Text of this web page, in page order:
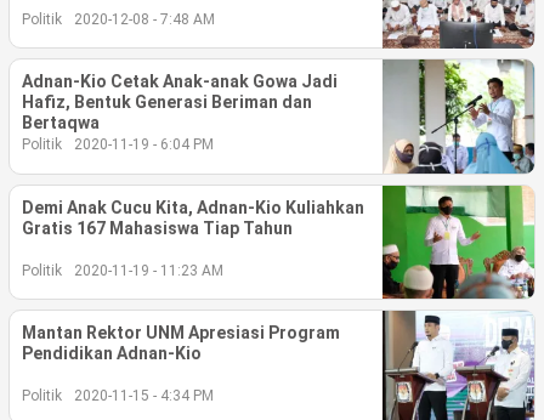
Hukum
Sport
Life Style
Profil
Video
More
Disclaimer
Politik 2020-12-08 - 7:48 AM
Adnan-Kio Cetak Anak-anak Gowa Jadi
Hafiz, Bentuk Generasi Beriman dan
Bertaqwa
Politik 2020-11-19 - 6:04 PM
Demi Anak Cucu Kita, Adnan-Kio Kuliahkan
Gratis 167 Mahasiswa Tiap Tahun
Politik 2020-11-19 - 11:23 AM
Mantan Rektor UNM Apresiasi Program
Pendidikan Adnan-Kio
Politik 2020-11-15 - 4:34 PM